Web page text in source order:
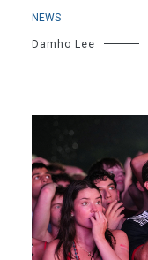
NEWS
Damho Lee